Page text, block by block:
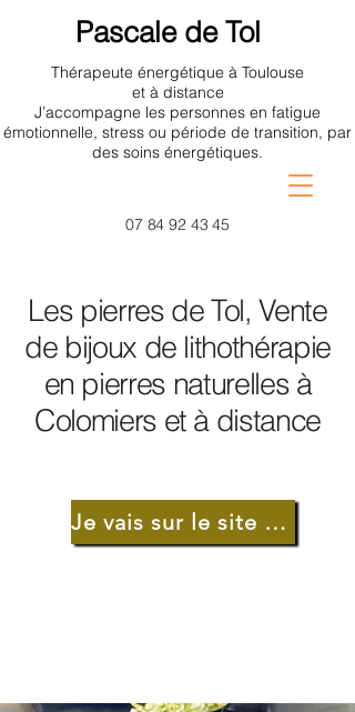
Pascale de Tol
Thérapeute énergétique à Toulouse
et à distance
J’accompagne les personnes en fatigue
émotionnelle, stress ou période de transition, par
des soins énergétiques.
07 84 92 43 45
Les pierres de Tol, Vente
de bijoux de lithothérapie
en pierres naturelles à
Colomiers et à distance
Je vais sur le site de bijoux